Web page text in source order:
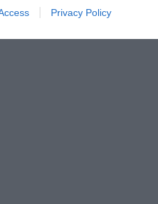
Privacy Policy